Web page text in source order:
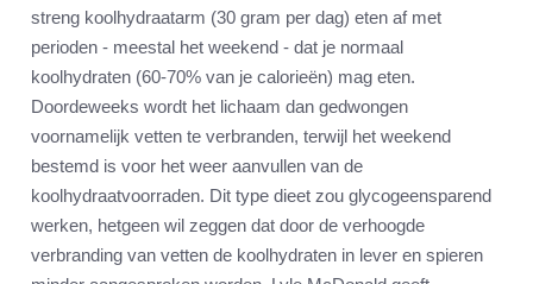
streng koolhydraatarm (30 gram per dag) eten af met
perioden - meestal het weekend - dat je normaal
koolhydraten (60-70% van je calorieën) mag eten.
Doordeweeks wordt het lichaam dan gedwongen
voornamelijk vetten te verbranden, terwijl het weekend
bestemd is voor het weer aanvullen van de
koolhydraatvoorraden. Dit type dieet zou glycogeensparend
werken, hetgeen wil zeggen dat door de verhoogde
verbranding van vetten de koolhydraten in lever en spieren